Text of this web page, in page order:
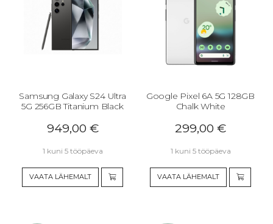
Samsung Galaxy S24 Ultra
5G 256GB Titanium Black
949,00 €
1 kuni 5 tööpäeva
VAATA LÄHEMALT
Google Pixel 6A 5G 128GB
Chalk White
299,00 €
1 kuni 5 tööpäeva
VAATA LÄHEMALT